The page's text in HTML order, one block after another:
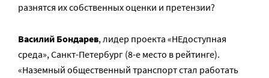
разнятся их собственных оценки и претензии?
Василий Бондарев, лидер проекта «НЕдоступная
среда», Санкт-Петербург (8-е место в рейтинге).
«Наземный общественный транспорт стал работать